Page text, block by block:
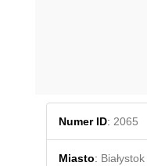
Numer ID: 2065
Miasto: Białystok